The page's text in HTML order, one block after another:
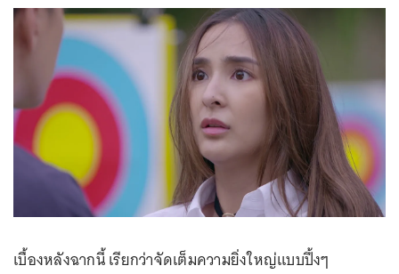
เบื้องหลังฉากนี้ เรียกว่าจัดเต็มความยิ่งใหญ่แบบปึ้งๆ